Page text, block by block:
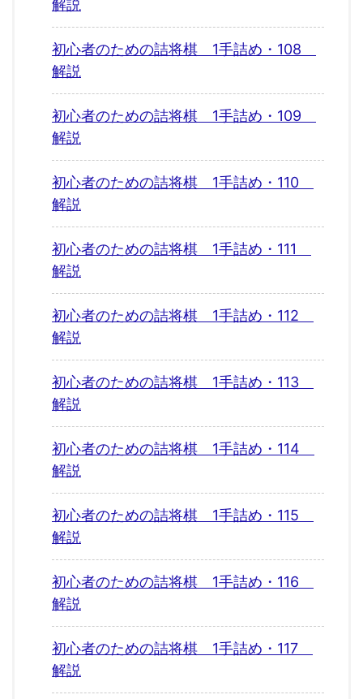
解説
初心者のための詰将棋 1手詰め・108
解説
初心者のための詰将棋 1手詰め・109
解説
初心者のための詰将棋 1手詰め・110
解説
初心者のための詰将棋 1手詰め・111
解説
初心者のための詰将棋 1手詰め・112
解説
初心者のための詰将棋 1手詰め・113
解説
初心者のための詰将棋 1手詰め・114
解説
初心者のための詰将棋 1手詰め・115
解説
初心者のための詰将棋 1手詰め・116
解説
初心者のための詰将棋 1手詰め・117
解説